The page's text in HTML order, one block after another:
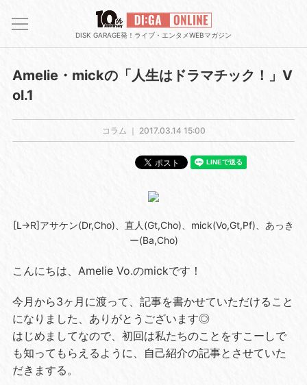
DISK GARAGE発！ライブ・エンタメWEBマガジン
Amelie・mickの「人生はドラマチック！」V
ol.1
コラム ｜ 2017.03.14 15:00
[L→R]アサケン(Dr,Cho)、直人(Gt,Cho)、mick(Vo,Gt,Pf)、あっき
ー(Ba,Cho)
こんにちは、Amelie Vo.のmickです！
今月から3ヶ月に渡って、記事を書かせていただけること
になりました、ありがとうございます◎
はじめましてなので、初回は私たちのことをすこーしで
も知ってもらえるように、自己紹介の記事とさせていた
だきまする。